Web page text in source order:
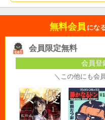
無料会員 にな
会員限定無料
会員登
＼この他にも会